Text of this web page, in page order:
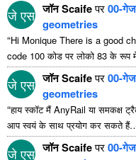
जे एस जॉन Scaifeपर00-
geometries
“Hi Monique There is a good
code 100 कोड पर लोको 83 के
जे एस जॉन Scaifeपर00-
geometries
“हाय स्कॉट मैं AnyRail या समकक्ष
आप स्वयं के साथ प्रयोग कर सकते
जे एस जॉन Scaifeपर00-